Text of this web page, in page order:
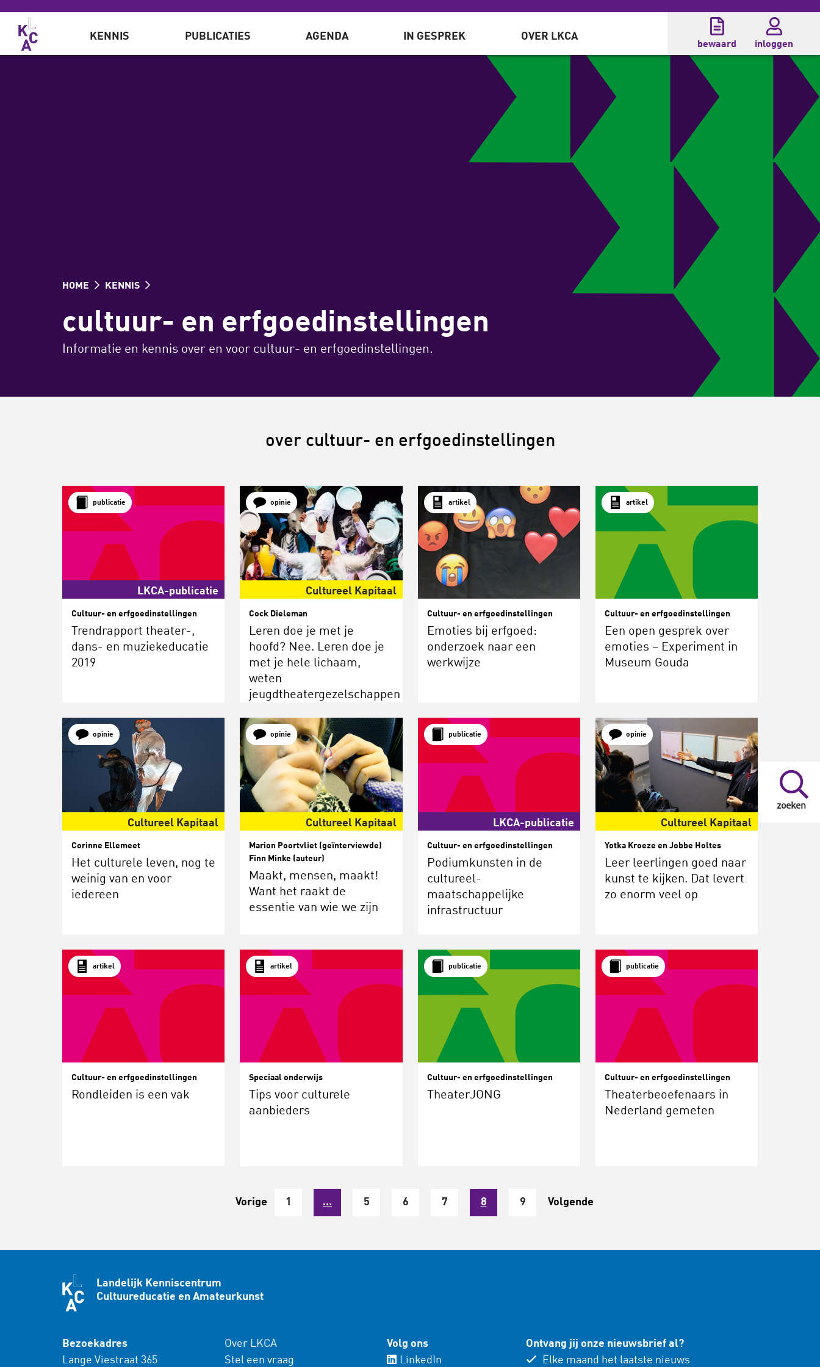
Overslaan en naar de inhoud gaan
zoeken
KENNIS PUBLICATIES AGENDA IN GESPREK OVER LKCA
bewaard inloggen
HOME KENNIS
cultuur- en erfgoedinstellingen
Informatie en kennis over en voor cultuur- en erfgoedinstellingen.
over cultuur- en erfgoedinstellingen
publicatie
LKCA-publicatie
Cultuur- en erfgoedinstellingen
Trendrapport theater-,
dans- en muziekeducatie
2019
opinie
Cultureel Kapitaal
Cock Dieleman
Leren doe je met je
hoofd? Nee. Leren doe je
met je hele lichaam,
weten
jeugdtheatergezelschappen
artikel
Cultuur- en erfgoedinstellingen
Emoties bij erfgoed:
onderzoek naar een
werkwijze
artikel
Cultuur- en erfgoedinstellingen
Een open gesprek over
emoties – Experiment in
Museum Gouda
opinie
Cultureel Kapitaal
Corinne Ellemeet
Het culturele leven, nog te
weinig van en voor
iedereen
opinie
Cultureel Kapitaal
Marion Poortvliet (geïnterviewde)
Finn Minke (auteur)
Maakt, mensen, maakt!
Want het raakt de
essentie van wie we zijn
publicatie
LKCA-publicatie
Cultuur- en erfgoedinstellingen
Podiumkunsten in de
cultureel-
maatschappelijke
infrastructuur
opinie
Cultureel Kapitaal
Yotka Kroeze en Jobbe Holtes
Leer leerlingen goed naar
kunst te kijken. Dat levert
zo enorm veel op
artikel
Cultuur- en erfgoedinstellingen
Rondleiden is een vak
artikel
Speciaal onderwijs
Tips voor culturele
aanbieders
publicatie
Cultuur- en erfgoedinstellingen
TheaterJONG
publicatie
Cultuur- en erfgoedinstellingen
Theaterbeoefenaars in
Nederland gemeten
Vorige 1 … 5 6 7 8 9 Volgende
Landelijk Kenniscentrum
Cultuureducatie en Amateurkunst
Bezoekadres
Lange Viestraat 365
Over LKCA
Stel een vraag
Volg ons
LinkedIn
Ontvang jij onze nieuwsbrief al?
Elke maand het laatste nieuws